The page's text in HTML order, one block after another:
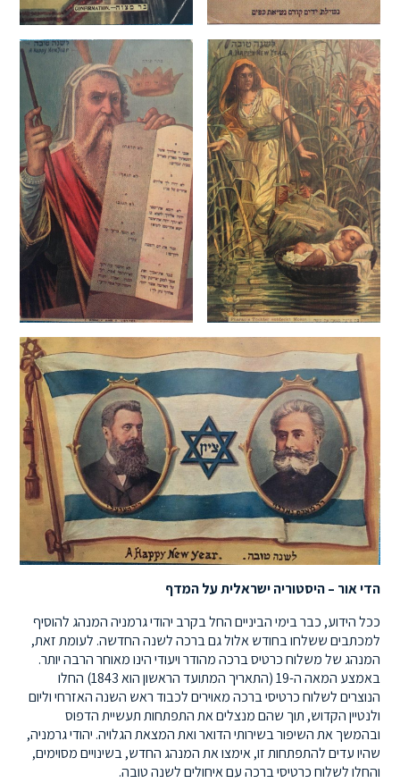
הדי אור – היסטוריה ישראלית על המדף
ככל הידוע, כבר בימי הביניים החל בקרב יהודי גרמניה המנהג להוסיף
למכתבים ששלחו בחודש אלול גם ברכה לשנה החדשה. לעומת זאת,
המנהג של משלוח כרטיס ברכה מהודר ויעודי הינו מאוחר הרבה יותר.
באמצע המאה ה-19 (התאריך המתועד הראשון הוא 1843) החלו
הנוצרים לשלוח כרטיסי ברכה מאוירים לכבוד ראש השנה האזרחי וליום
ולנטיין הקדוש, תוך שהם מנצלים את התפתחות תעשיית הדפוס
ובהמשך את השיפור בשירותי הדואר ואת המצאת הגלויה. יהודי גרמניה,
שהיו עדים להתפתחות זו, אימצו את המנהג החדש, בשינויים מסוימים,
והחלו לשלוח כרטיסי ברכה עם איחולים לשנה טובה.